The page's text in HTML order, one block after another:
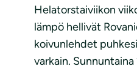
Helatorstaiviikon
lämpö hellivät
koivunlehdet
varkain.